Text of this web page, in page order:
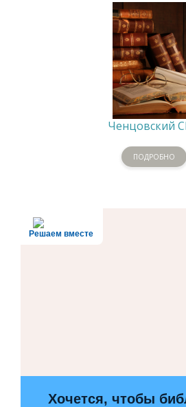
Ченцовский
ПОДРОБНО
Решаем вместе
Хочется, чтобы